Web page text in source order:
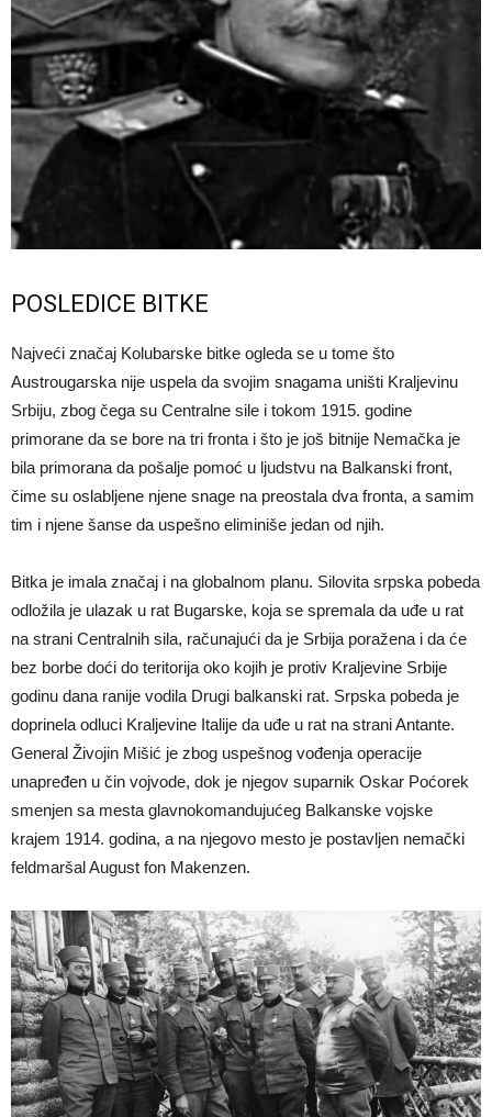
POSLEDICE BITKE
Najveći značaj Kolubarske bitke ogleda se u tome što
Austrougarska nije uspela da svojim snagama uništi Kraljevinu
Srbiju, zbog čega su Centralne sile i tokom 1915. godine
primorane da se bore na tri fronta i što je još bitnije Nemačka je
bila primorana da pošalje pomoć u ljudstvu na Balkanski front,
čime su oslabljene njene snage na preostala dva fronta, a samim
tim i njene šanse da uspešno eliminiše jedan od njih.
Bitka je imala značaj i na globalnom planu. Silovita srpska pobeda
odložila je ulazak u rat Bugarske, koja se spremala da uđe u rat
na strani Centralnih sila, računajući da je Srbija poražena i da će
bez borbe doći do teritorija oko kojih je protiv Kraljevine Srbije
godinu dana ranije vodila Drugi balkanski rat. Srpska pobeda je
doprinela odluci Kraljevine Italije da uđe u rat na strani Antante.
General Živojin Mišić je zbog uspešnog vođenja operacije
unapređen u čin vojvode, dok je njegov suparnik Oskar Poćorek
smenjen sa mesta glavnokomandujućeg Balkanske vojske
krajem 1914. godina, a na njegovo mesto je postavljen nemački
feldmaršal August fon Makenzen.